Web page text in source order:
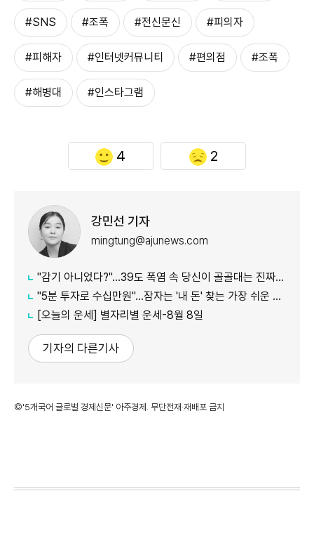
#SNS #조폭 #전신문신 #피의자
#피해자 #인터넷커뮤니티 #편의점 #조폭
#해병대 #인스타그램
4 2
강민선 기자
mingtung@ajunews.com
"감기 아니었다?"…39도 폭염 속 당신이 골골대는 진짜 이유
"5분 투자로 수십만원"…잠자는 '내 돈' 찾는 가장 쉬운 방법
[오늘의 운세] 별자리별 운세-8월 8일
기자의 다른기사
©'5개국어 글로벌 경제신문' 아주경제. 무단전재·재배포 금지